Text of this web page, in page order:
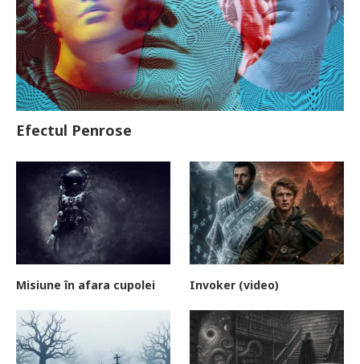
Efectul Penrose
Misiune în afara cupolei Invoker (video)